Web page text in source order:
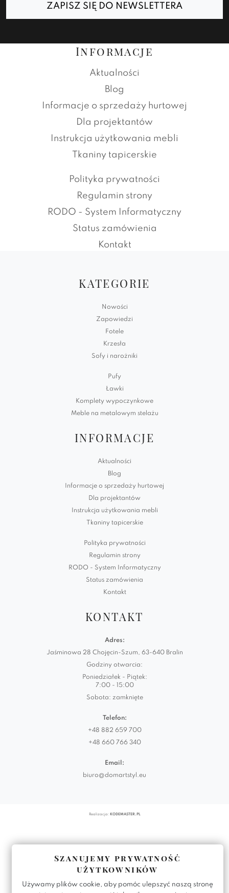
ZAPISZ SIĘ DO NEWSLETTERA
Informacje
Aktualności
Blog
Informacje o sprzedaży hurtowej
Dla projektantów
Instrukcja użytkowania mebli
Tkaniny tapicerskie
Polityka prywatności
Regulamin strony
RODO - System Informatyczny
Status zamówienia
Kontakt
KATEGORIE
Nowości
Zapowiedzi
Fotele
Krzesła
Sofy i narożniki
Pufy
Ławki
Komplety wypoczynkowe
Meble na metalowym stelażu
INFORMACJE
Aktualności
Blog
Informacje o sprzedaży hurtowej
Dla projektantów
Instrukcja użytkowania mebli
Tkaniny tapicerskie
Polityka prywatności
Regulamin strony
RODO - System Informatyczny
Status zamówienia
Kontakt
KONTAKT
Adres:
Jaśminowa 28 Chojęcin-Szum, 63-640 Bralin
Godziny otwarcia:
Poniedziałek - Piątek:
7:00 - 15:00
Sobota: zamknięte
Telefon:
+48 882 659 700
+48 660 766 340
Email:
biuro@domartstyl.eu
Realizacja: KODEMASTER.PL
Szanujemy prywatność
użytkowników
Używamy plików cookie, aby pomóc ulepszyć naszą stronę